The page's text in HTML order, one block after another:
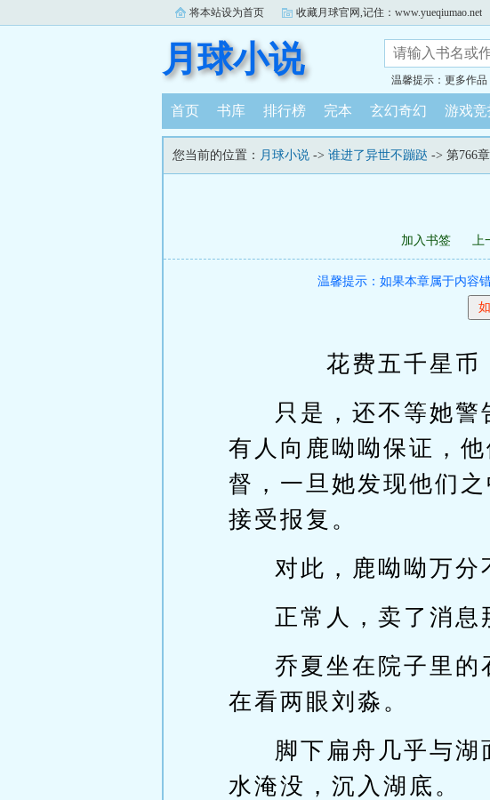
将本站设为首页 收藏月球官网,记住：www.yueqiumao.net
月球小说
温馨提示：更多作
首页 书库 排行榜 完本 玄幻奇幻 游戏竞
您当前的位置： 月球小说 -> 谁进了异世不蹦跶 -> 第766
加入书签 上
温馨提示：如果本章属于内容
花费五千星币，
只是，还不等她
有人向鹿呦呦保证，
督，一旦她发现他们
接受报复。
对此，鹿呦呦万分
正常人，卖了消息
乔夏坐在院子里的
在看两眼刘淼。
脚下扁舟几乎与
水淹没，沉入湖底。